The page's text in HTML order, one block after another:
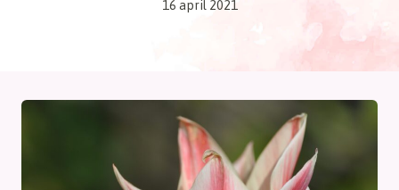
16 april 2021